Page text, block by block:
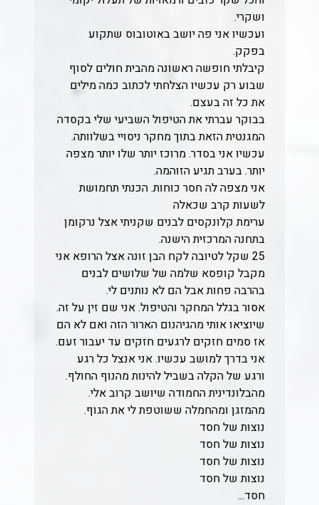
ושקרי.
ועכשיו אני פה יושב באוטובוס שתקוע
בפקק.
קיבלתי חופשה ראשונה מהבית חולים לסוף
שבוע רק עכשיו הצלחתי לכתוב כמה מילים
את כל זה בעצם.
בבוקר עברתי את הטיפול השביעי שלי בקסדה
המגנטית הזאת בתוך מחקר ניסויי בשלוותה.
עכשיו אני בסדר. מרוכז יותר שלו יותר מצפה
יותר. בערב תגיע הזוהמה.
אני מצפה לה חסר כוחות. הכנתי תחמושת
לשעות קרב שכאלה
ערימת קלונקסים לבנים שקניתי אצל נרקומן
בתחנה המרכזית הישנה.
25 שקל לטיובה לקח הבן זונה אצל הרופא אני
מקבל קופסא שלמה של שלושים לבנים
בהרבה פחות אבל הם לא נותנים לי.
אסור בגלל המחקר והטיפול. אני שם זין על זה.
שיוציאו אותי מהגיהנום הארור הזה ואם לא הם
אז סמים חזקים לרגעים חזקים עד יעבור זעם.
אני בדרך למושב עכשיו. אני אנצל כל רגע
ורגע של הקלה בשביל להינות מהנוף החולף.
מהבלונדינית החמודה שיושב קרוב אלי.
מהמזגן ומהחמלה ששוטפת לי את הגוף.
נוצות של חסד
נוצות של חסד
נוצות של חסד
נוצות של חסד
חסד...